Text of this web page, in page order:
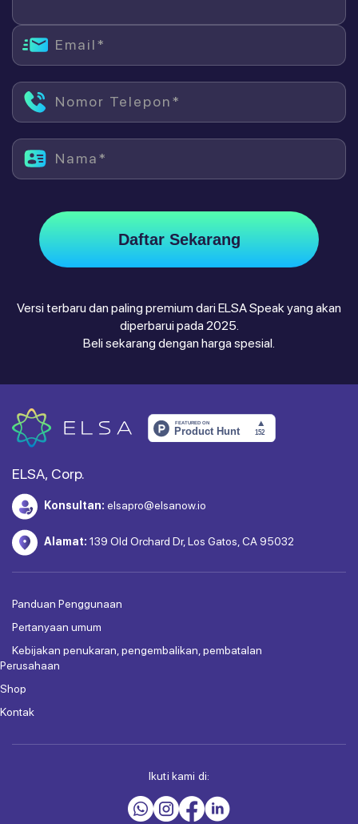
Email*
Nomor Telepon*
Nama*
Daftar Sekarang
Versi terbaru dan paling premium dari ELSA Speak yang akan
diperbarui pada 2025.
Beli sekarang dengan harga spesial.
ELSA, Corp.
Konsultan: elsapro@elsanow.io
Alamat: 139 Old Orchard Dr, Los Gatos, CA 95032
Panduan Penggunaan
Pertanyaan umum
Kebijakan penukaran, pengembalikan, pembatalan
Perusahaan
Shop
Kontak
Ikuti kami di: